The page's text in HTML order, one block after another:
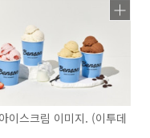
이스크림 이미지. (이투데